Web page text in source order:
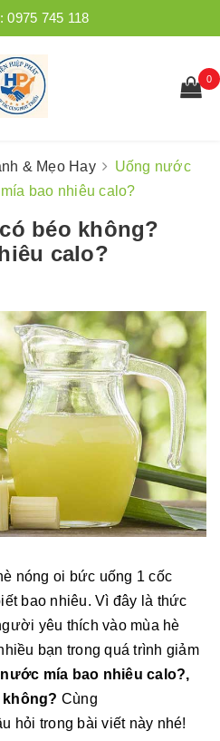
0975 745 118
0
& Mẹo Hay
Uống nước
bao nhiêu calo?
béo không?
calo?
nóng oi bức uống 1 cốc
bao nhiêu. Vì đây là thức
yêu thích vào mùa hè
bạn trong quá trình giảm
nước mía bao nhiêu calo?,
không? Cùng
hỏi trong bài viết này nhé!